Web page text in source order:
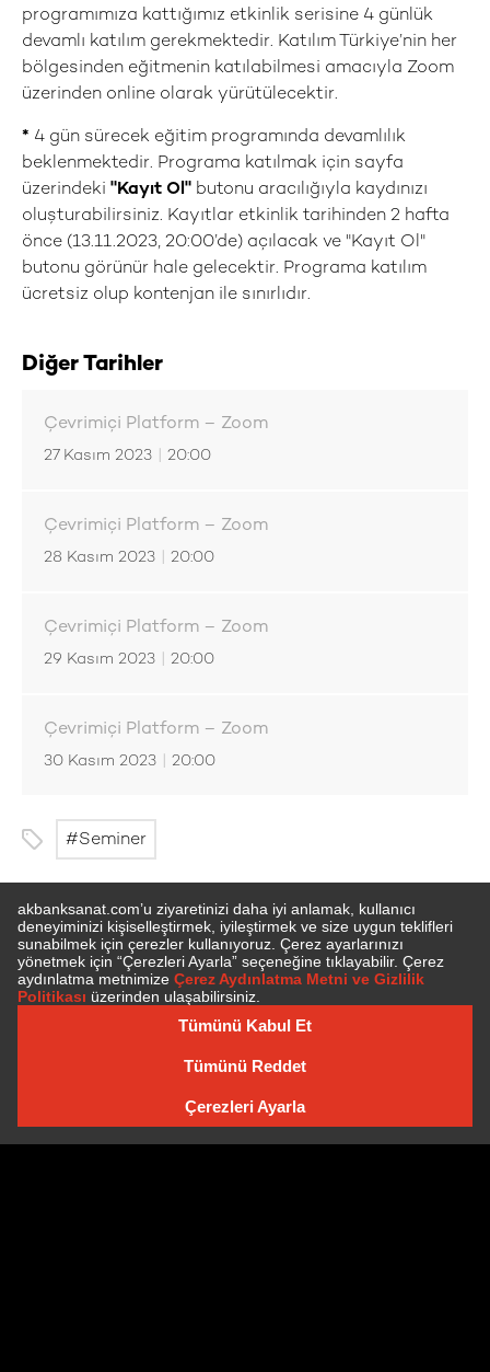
programımıza kattığımız etkinlik serisine 4 günlük
devamlı katılım gerekmektedir. Katılım Türkiye’nin her
bölgesinden eğitmenin katılabilmesi amacıyla Zoom
üzerinden online olarak yürütülecektir.
* 4 gün sürecek eğitim programında devamlılık
beklenmektedir. Programa katılmak için sayfa
üzerindeki "Kayıt Ol" butonu aracılığıyla kaydınızı
oluşturabilirsiniz. Kayıtlar etkinlik tarihinden 2 hafta
önce (13.11.2023, 20:00’de) açılacak ve "Kayıt Ol"
butonu görünür hale gelecektir. Programa katılım
ücretsiz olup kontenjan ile sınırlıdır.
Diğer Tarihler
Çevrimiçi Platform – Zoom
27 Kasım 2023 20:00
Çevrimiçi Platform – Zoom
28 Kasım 2023 20:00
Çevrimiçi Platform – Zoom
29 Kasım 2023 20:00
Çevrimiçi Platform – Zoom
30 Kasım 2023 20:00
Seminer